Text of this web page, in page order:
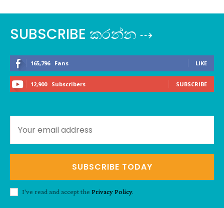
SUBSCRIBE කරන්න ⇢
165,796 Fans LIKE
12,900 Subscribers SUBSCRIBE
SUBSCRIBE TODAY
I've read and accept the Privacy Policy.